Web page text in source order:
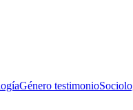
Género testimonio